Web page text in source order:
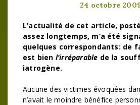
24 octobre
L’actualité de cet article, posté depuis déjà
assez longtemps, m’a été
quelques correspondants: de
est bien l’irréparable de la
iatrogène.
Aucune des victimes évoquées
n’avait le moindre bénéfice